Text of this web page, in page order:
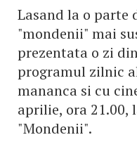
Lasand la o parte
"mondenii" mai
prezentata o zi
programul zilnic
mananca si cu
aprilie, ora 21.00,
"Mondenii".